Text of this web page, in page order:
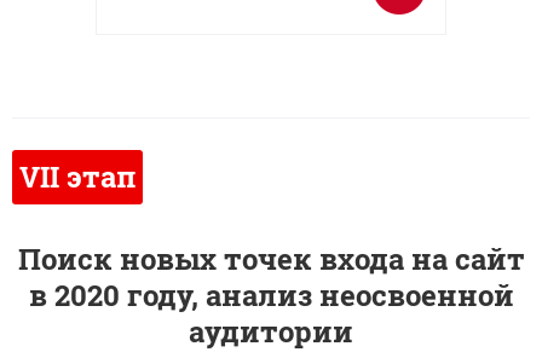
Поиск новых точек входа на сайт
в 2020 году, анализ неосвоенной
аудитории